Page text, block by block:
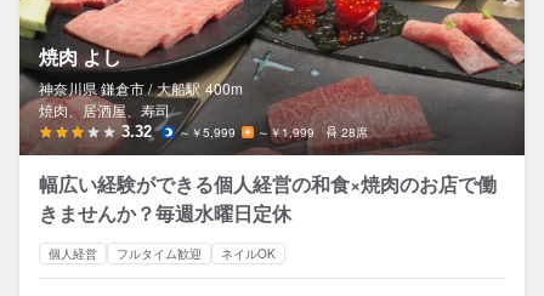
焼肉 よし
神奈川県 鎌倉市 / 大船駅 400m
焼肉、居酒屋、寿司
3.32 ～￥5,999 ～￥1,999 28席
幅広い経験ができる個人経営の和食×焼肉のお店で働
きませんか？毎週水曜日定休
個人経営 フルタイム歓迎 ネイルOK